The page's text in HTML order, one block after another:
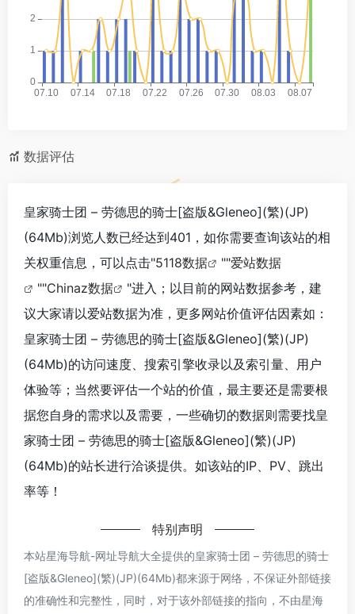
数据评估
皇家骑士团 – 劳德思的骑士[盗版&Gleneo](繁)(JP)
(64Mb)浏览人数已经达到401，如你需要查询该站的相
关权重信息，可以点击"5118数据 ""爱站数据
""Chinaz数据
"进入；以目前的网站数据参考，建
议大家请以爱站数据为准，更多网站价值评估因素如：
皇家骑士团 – 劳德思的骑士[盗版&Gleneo](繁)(JP)
(64Mb)的访问速度、搜索引擎收录以及索引量、用户
体验等；当然要评估一个站的价值，最主要还是需要根
据您自身的需求以及需要，一些确切的数据则需要找皇
家骑士团 – 劳德思的骑士[盗版&Gleneo](繁)(JP)
(64Mb)的站长进行洽谈提供。如该站的IP、PV、跳出
率等！
特别声明
本站星海导航-网址导航大全提供的皇家骑士团 – 劳德思的骑士
[盗版&Gleneo](繁)(JP)(64Mb)都来源于网络，不保证外部链接
的准确性和完整性，同时，对于该外部链接的指向，不由星海